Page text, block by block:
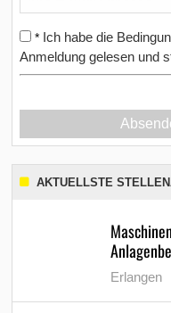
* Ich habe die
Anmeldung gelesen und
AKTUELLSTE
Erlangen